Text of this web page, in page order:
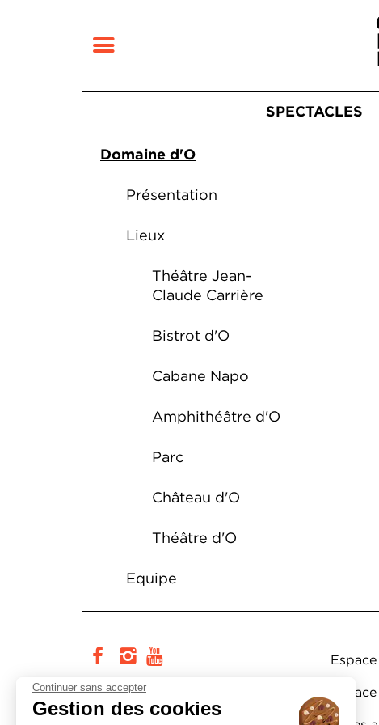
Continuer sans accepter
Gestion des cookies
SPECTACLES
RECHERCHER
Navigation secondaire
Domaine d'O
Présentation
Lieux
Théâtre Jean-
Claude Carrière
Bistrot d'O
Cabane Napo
Amphithéâtre d'O
Parc
Château d'O
Théâtre d'O
Equipe
facebookinstagram
Cité européenne du théâtre et
des arts associés Domaine d’O